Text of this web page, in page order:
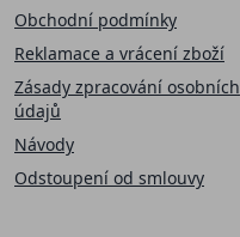
Obchodní podmínky
Reklamace a vrácení zboží
Zásady zpracování osobních
údajů
Návody
Odstoupení od smlouvy